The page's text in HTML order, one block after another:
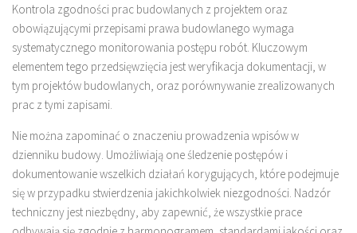
Kontrola zgodności prac budowlanych z projektem oraz
obowiązującymi przepisami prawa budowlanego wymaga
systematycznego monitorowania postępu robót. Kluczowym
elementem tego przedsięwzięcia jest weryfikacja dokumentacji, w
tym projektów budowlanych, oraz porównywanie zrealizowanych
prac z tymi zapisami.
Nie można zapominać o znaczeniu prowadzenia wpisów w
dzienniku budowy. Umożliwiają one śledzenie postępów i
dokumentowanie wszelkich działań korygujących, które podejmuje
się w przypadku stwierdzenia jakichkolwiek niezgodności. Nadzór
techniczny jest niezbędny, aby zapewnić, że wszystkie prace